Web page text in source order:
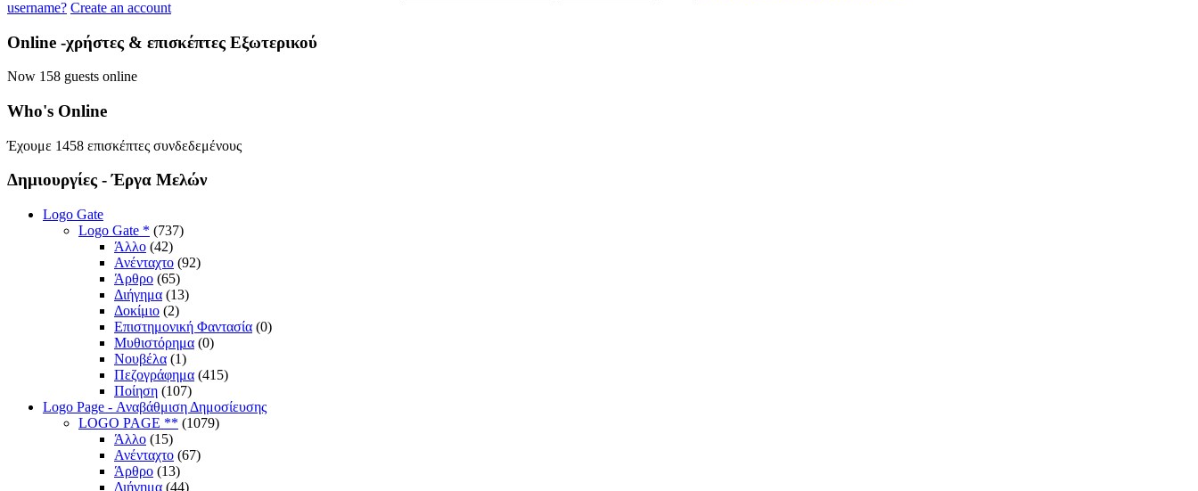
username? Create an account
Online -χρήστες & επισκέπτες Εξωτερικού
Now 158 guests online
Who's Online
Έχουμε 1458 επισκέπτες συνδεδεμένους
Δημιουργίες - Έργα Μελών
Logo Gate
Logo Gate * (737)
Άλλο (42)
Ανένταχτο (92)
Άρθρο (65)
Διήγημα (13)
Δοκίμιο (2)
Επιστημονική Φαντασία (0)
Μυθιστόρημα (0)
Νουβέλα (1)
Πεζογράφημα (415)
Ποίηση (107)
Logo Page - Αναβάθμιση Δημοσίευσης
LOGO PAGE ** (1079)
Άλλο (15)
Ανένταχτο (67)
Άρθρο (13)
Διήγημα (44)